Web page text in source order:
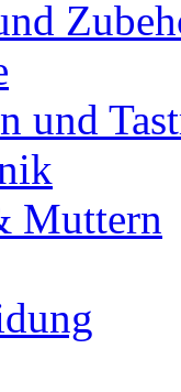
und
Muttern